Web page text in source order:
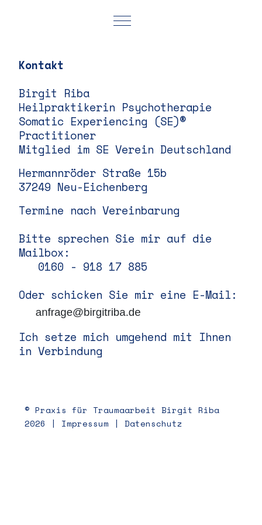
Mobile Menu Toggle
Kontakt
Birgit Riba
Heilpraktikerin Psychotherapie
Somatic Experiencing (SE)®
Practitioner
Mitglied im SE Verein Deutschland
Hermannröder Straße 15b
37249 Neu-Eichenberg
Termine nach Vereinbarung
Bitte sprechen Sie mir auf die
Mailbox:
0160 - 918 17 885
Oder schicken Sie mir eine E-Mail:
Ich setze mich umgehend mit Ihnen
in Verbindung
© Praxis für Traumaarbeit Birgit Riba
2026 | Impressum | Datenschutz